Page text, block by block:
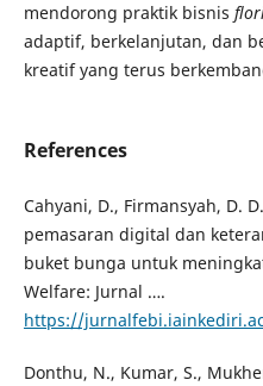
mendorong praktik bisnis
adaptif, berkelanjutan, dan
kreatif yang terus
References
​​Cahyani, D., Firmansyah, D.
pemasaran digital dan
buket bunga untuk
Welfare: Jurnal ….
https://
​Donthu, N., Kumar, S.,